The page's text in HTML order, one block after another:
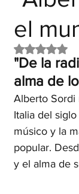
el
Obtuvo
"De la
alma de
Alberto Sordi
Italia del
músico y la
popular.
y el alma de